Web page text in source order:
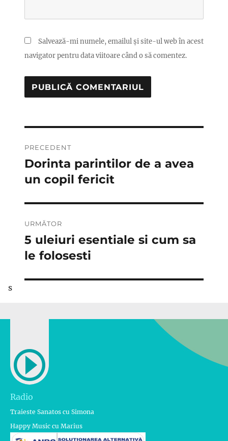
Salvează-mi numele, emailul și site-ul web în acest
navigator pentru data viitoare când o să comentez.
în
articole
PRECEDENT
Articolul
anterior:
Dorinta parintilor de a avea
un copil fericit
URMĂTOR
Articolul
următor:
5 uleiuri esentiale si cum sa
le folosesti
s
Radio
Traieste Sanatos cu Simona
Happy Music cu Marius